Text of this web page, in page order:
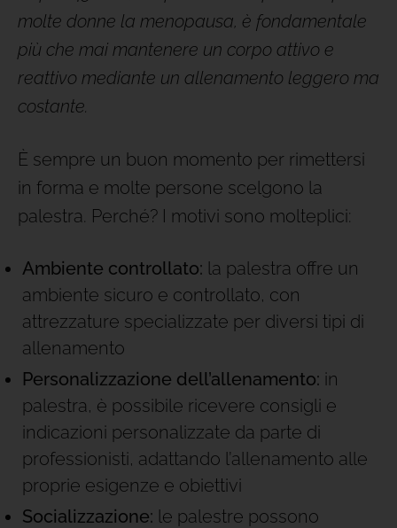
molte donne la menopausa, è fondamentale
più che mai mantenere un corpo attivo e
reattivo mediante un allenamento leggero ma
costante.
È sempre un buon momento per rimettersi
in forma e molte persone scelgono la
palestra. Perché? I motivi sono molteplici:
Ambiente controllato: la palestra offre un
ambiente sicuro e controllato, con
attrezzature specializzate per diversi tipi di
allenamento
Personalizzazione dell’allenamento: in
palestra, è possibile ricevere consigli e
indicazioni personalizzate da parte di
professionisti, adattando l’allenamento alle
proprie esigenze e obiettivi
Socializzazione: le palestre possono